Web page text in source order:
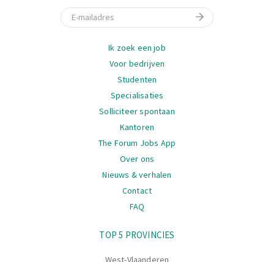
E-mail
Ik zoek een job
Voor bedrijven
Studenten
Specialisaties
Solliciteer spontaan
Kantoren
The Forum Jobs App
Over ons
Nieuws & verhalen
Contact
FAQ
TOP 5 PROVINCIES
West-Vlaanderen